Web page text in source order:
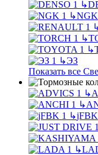
↳
↳NGK
↳
↳
↳ЭЗ
Показать все
↳
↳
↳jFBK
↳